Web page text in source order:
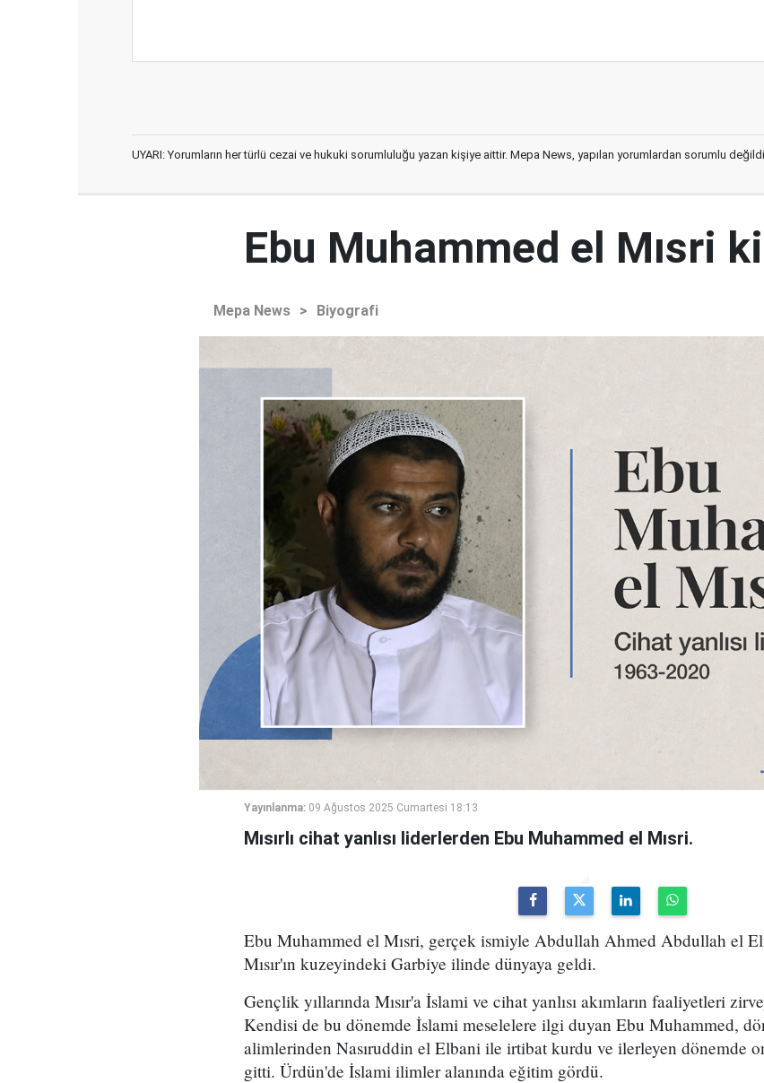
UYARI: Yorumların her türlü cezai ve hukuki sorumluluğu yazan kişiye aittir. Mepa News, yapılan yorumlardan sorumlu
Ebu Muhammed el Mısri
Mepa News > Biyografi
Yayınlanma: 09 Ağustos 2025 Cumartesi 18:13
Mısırlı cihat yanlısı liderlerden Ebu Muhammed el Mısri.
Ebu Muhammed el Mısri, gerçek ismiyle Abdullah Ahmed Abdullah el
Mısır'ın kuzeyindeki Garbiye ilinde dünyaya geldi.
Gençlik yıllarında Mısır'a İslami ve cihat yanlısı akımların faaliyetleri
Kendisi de bu dönemde İslami meselelere ilgi duyan Ebu Muhammed,
alimlerinden Nasıruddin el Elbani ile irtibat kurdu ve ilerleyen dönemde
gitti. Ürdün'de İslami ilimler alanında eğitim gördü.